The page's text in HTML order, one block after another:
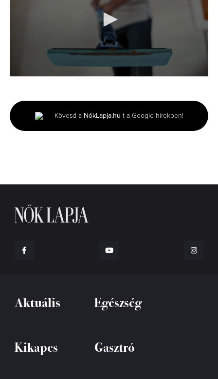
30
seconds
Kövesd a NőkLapja.hu-t a Google hírekben!
Aktuális Egészség
Kikapcs Gasztró